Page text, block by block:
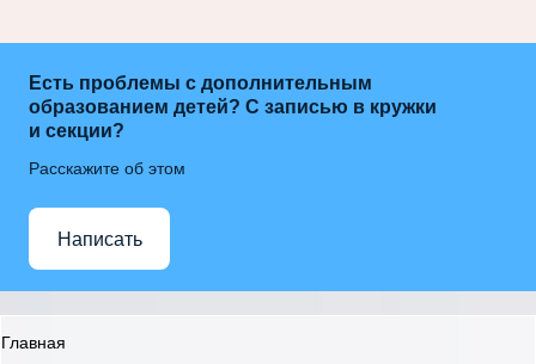
Есть проблемы с дополнительным
образованием детей? С записью в кружки
и секции?
Расскажите об этом
Написать
Главная